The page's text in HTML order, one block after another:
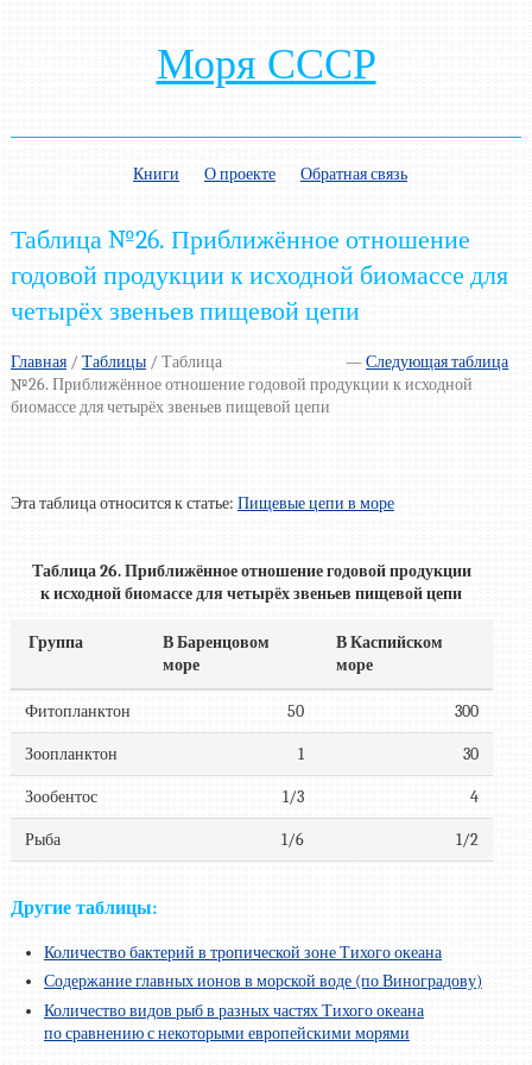
Моря СССР
Книги О проекте Обратная связь
Таблица №26. Приближённое отношение
годовой продукции к исходной биомассе для
четырёх звеньев пищевой цепи
Главная/ —Следующая таблица
Таблицы/ Таблица
№26. Приближённое отношение годовой продукции к исходной
биомассе для четырёх звеньев пищевой цепи
Эта таблица относится к статье: Пищевые цепи в море
Таблица 26. Приближённое отношение годовой продукции
к исходной биомассе для четырёх звеньев пищевой цепи
Группа
В Баренцовом
море
В Каспийском
море
Фитопланктон 50 300
Зоопланктон 1 30
Зообентос 1/3 4
Рыба 1/6 1/2
Другие таблицы:
Количество бактерий в тропической зоне Тихого океана
Содержание главных ионов в морской воде (по Виноградову)
Количество видов рыб в разных частях Тихого океана
по сравнению с некоторыми европейскими морями